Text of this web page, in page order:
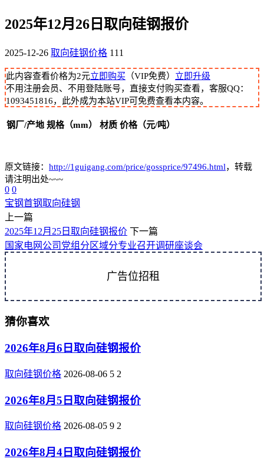
2025年12月26日取向硅钢报价
2025-12-26 取向硅钢价格 111
此内容查看价格为2元立即购买 （VIP免费） 立即升级
不用注册会员、不用登陆账号，直接支付购买查看，客服QQ：
1093451816，此外成为本站VIP可免费查看本内容。
钢厂/产地 规格（mm） 材质 价格（元/吨）
原文链接： http://1guigang.com/price/gossprice/97496.html，转载
请注明出处~~~
0 0
宝钢首钢取向硅钢
上一篇
2025年12月25日取向硅钢报价 下一篇
国家电网公司党组分区域分专业召开调研座谈会
广告位招租
猜你喜欢
2026年8月6日取向硅钢报价
取向硅钢价格 2026-08-06 5 2
2026年8月5日取向硅钢报价
取向硅钢价格 2026-08-05 9 2
2026年8月4日取向硅钢报价